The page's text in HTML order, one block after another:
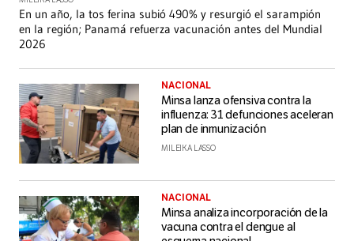
En un año, la tos ferina subió 490% y resurgió el sarampión
en la región; Panamá refuerza vacunación antes del Mundial
2026
NACIONAL
Minsa lanza ofensiva contra la
influenza: 31 defunciones aceleran
plan de inmunización
MILEIKA LASSO
NACIONAL
Minsa analiza incorporación de la
vacuna contra el dengue al